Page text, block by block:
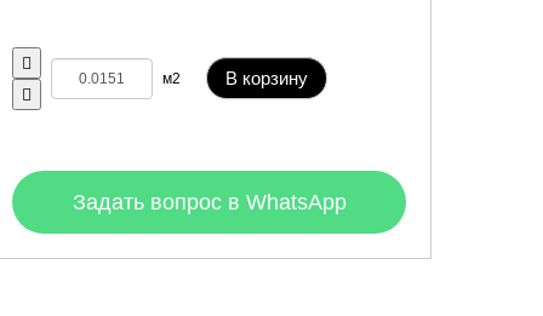
м2 В корзину
Задать вопрос в WhatsApp